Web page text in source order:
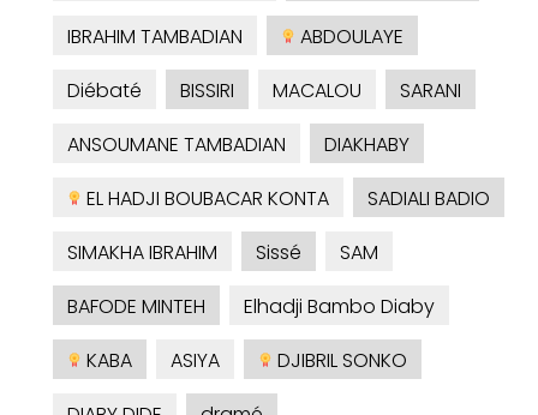
IBRAHIM TAMBADIAN
ABDOULAYE
Diébaté
BISSIRI MACALOU
SARANI
ANSOUMANE TAMBADIAN
DIAKHABY
EL HADJI BOUBACAR KONTA
SADIALI BADIO
SIMAKHA IBRAHIM
Sissé
SAM
BAFODE MINTEH
Elhadji Bambo Diaby
KABA
ASIYA
DJIBRIL SONKO